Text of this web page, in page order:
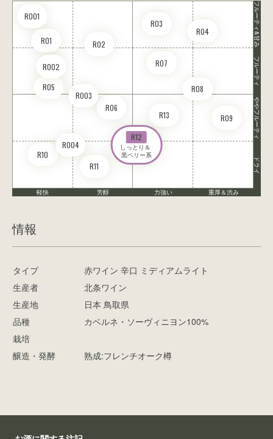
R01 R02
R03
R04
R05
R06
R07
R08
R09
R10
R11
R12
しっとり＆
黒ベリー系
R13
RO01
RO02
RO03
RO04
フルーティ&甘み
フルーティ
ややフルーティ
ドライ
軽快 芳醇 力強い 重厚＆渋み
情報
タイプ
赤ワイン 辛口 ミディアムライト
生産者
北条ワイン
生産地
日本 鳥取県
品種
カベルネ・ソーヴィニヨン100%
栽培
醸造・発酵
熟成:フレンチオーク樽